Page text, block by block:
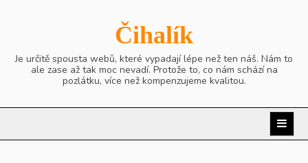
Čihalík
Je určitě spousta webů, které vypadají lépe než ten náš. Nám to
ale zase až tak moc nevadí. Protože to, co nám schází na
pozlátku, více než kompenzujeme kvalitou.